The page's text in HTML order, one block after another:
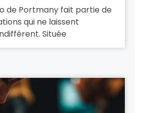
de Portmany fait partie de
qui ne laissent
Située